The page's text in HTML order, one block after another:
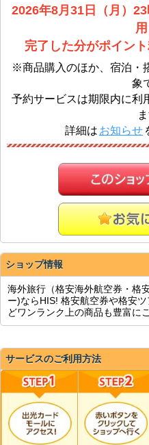
2026年8月31日（月）
完了した分がポイン
※商品購入のほか、宿泊・
象
予約サービスは期限内に利
詳細は お知らせ
ショップ情報
海外旅行（格安海外航空券・格
ー)ならHIS! 格安航空券や格安
どワンランク上の商品も豊富に
サービスのご利用方法